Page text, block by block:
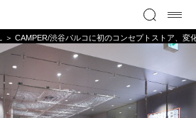
CAMPER/渋谷パルコに初のコンセプトストア、変